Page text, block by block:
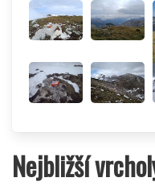
Nejbližší